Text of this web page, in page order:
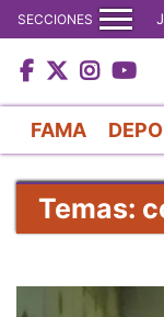
SECCIONES
FAMA
Temas: